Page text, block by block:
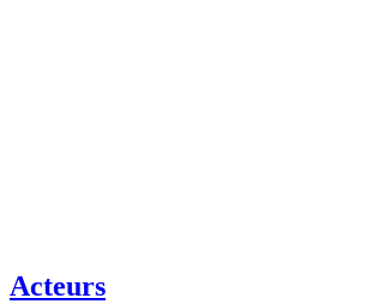
Acteurs